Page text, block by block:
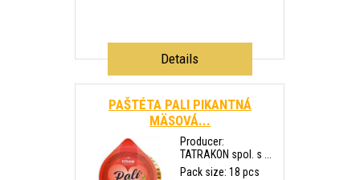
Details
PAŠTÉTA PALI PIKANTNÁ
MÄSOVÁ...
Producer:
TATRAKON spol. s ...
Pack size: 18 pcs